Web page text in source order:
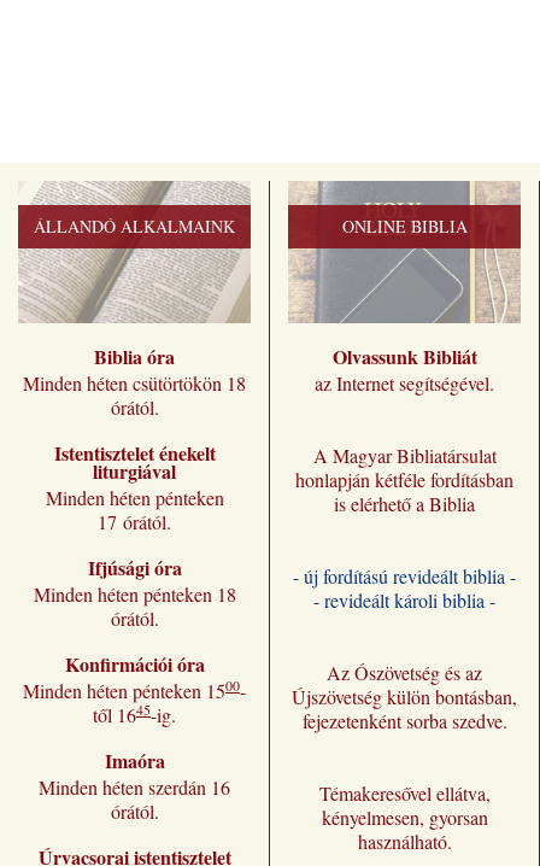
ÁLLANDÓ ALKALMAINK
Biblia óra
Minden héten csütörtökön 18
órától.
Istentisztelet énekelt
liturgiával
Minden héten pénteken
17 órától.
Ifjúsági óra
Minden héten pénteken 18
órától.
Konfirmációi óra
Minden héten pénteken 1500-
től 1645-ig.
Imaóra
Minden héten szerdán 16
órától.
Úrvacsorai istentisztelet
ONLINE BIBLIA
Olvassunk Bibliát
az Internet segítségével.
A Magyar Bibliatársulat
honlapján kétféle fordításban
is elérhető a Biblia
- új fordítású revideált biblia -
- revideált károli biblia -
Az Ószövetség és az
Újszövetség külön bontásban,
fejezetenként sorba szedve.
Témakeresővel ellátva,
kényelmesen, gyorsan
használható.